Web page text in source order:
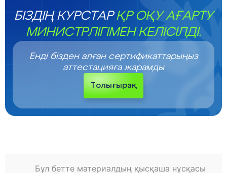
БІЗДІҢ КУРСТАРҚР ОҚУ АҒАРТУ
МИНИСТРЛІГІМЕН КЕЛІСІЛДІ.
Енді бізден алған сертификаттарыңыз
аттестацияға жарамды
Толығырақ
Бұл бетте материалдың қысқаша нұсқасы